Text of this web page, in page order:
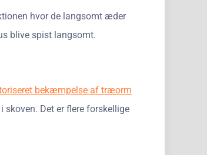
hvor de langsomt æder
blive spist langsomt.
bekæmpelse af træorm
skoven. Det er flere forskellige